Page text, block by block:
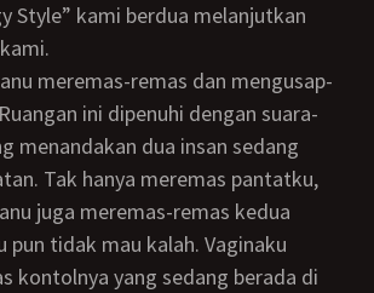
Style” kami berdua melanjutkan
ini dipenuhi dengan suara-
menandakan dua insan sedang
Tak hanya meremas pantatku,
juga meremas-remas kedua
pun tidak mau kalah. Vaginaku
kontolnya yang sedang berada di